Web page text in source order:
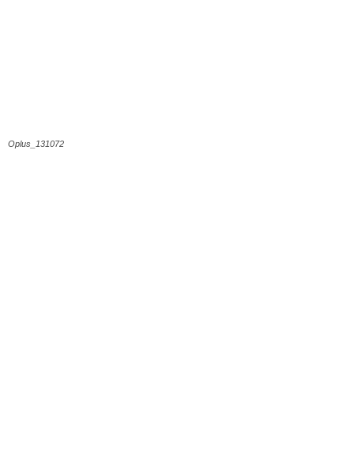
Oplus_131072